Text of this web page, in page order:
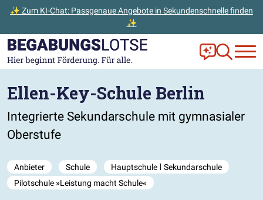
✨ Zum KI-Chat: Passgenaue Angebote in Sekundenschnelle finden
✨
Zum Hauptinhalt der Seite springen
Zur Startseite gehen Frag Ella!
Zur
Ellen-Key-Schule Berlin
Integrierte Sekundarschule mit gymnasialer
Oberstufe
Anbieter Schule
Hauptschule ǀ Sekundarschule
Pilotschule »Leistung macht Schule«